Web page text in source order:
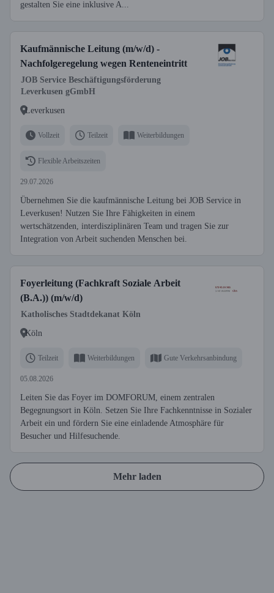
gestalten Sie eine inklusive A...
Kaufmännische Leitung (m/w/d) -
Nachfolgeregelung wegen Renteneintritt
JOB Service Beschäftigungsförderung
Leverkusen gGmbH
Leverkusen
Vollzeit Teilzeit Weiterbildungen
Flexible Arbeitszeiten
29.07.2026
Übernehmen Sie die kaufmännische Leitung bei JOB Service in
Leverkusen! Nutzen Sie Ihre Fähigkeiten in einem
wertschätzenden, interdisziplinären Team und tragen Sie zur
Integration von Arbeit suchenden Menschen bei.
Foyerleitung (Fachkraft Soziale Arbeit
(B.A.)) (m/w/d)
Katholisches Stadtdekanat Köln
Köln
Teilzeit Weiterbildungen Gute Verkehrsanbindung
05.08.2026
Leiten Sie das Foyer im DOMFORUM, einem zentralen
Begegnungsort in Köln. Setzen Sie Ihre Fachkenntnisse in Sozialer
Arbeit ein und fördern Sie eine einladende Atmosphäre für
Besucher und Hilfesuchende.
Mehr laden